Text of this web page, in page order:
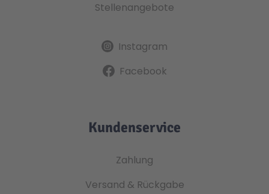
Stellenangebote
Instagram
Facebook
Kundenservice
Zahlung
Versand & Rückgabe